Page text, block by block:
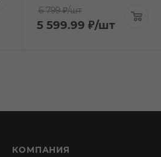
6 799 ₽/шт
5 599.99 ₽/шт
КОМПАНИЯ